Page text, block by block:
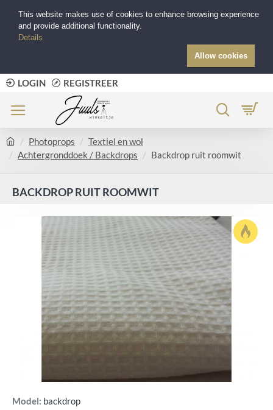
LOGIN REGISTREER
Photoprops
Textiel en wol
Achtergronddoek / Backdrops
Backdrop ruit roomwit
BACKDROP RUIT ROOMWIT
Model: backdrop
This website makes use of cookies to enhance browsing experience
and provide additional functionality.
Details
Allow cookies